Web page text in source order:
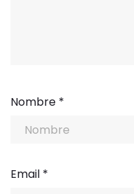
Nombre *
Email *